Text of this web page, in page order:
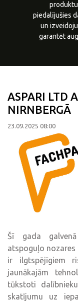
piedalījušies
un
garantēt
ASPARI LTD
NIRNBERGĀ
23.09.2025 08:00
Šī gada
atspoguļo nozares
ir ilgtspējīgiem
jaunākajām
tūkstoti
skatījumu uz